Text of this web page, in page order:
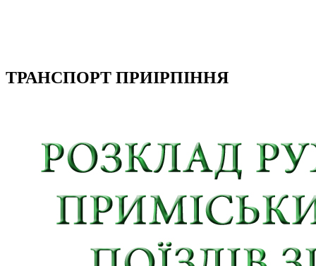
ТРАНСПОРТ ПРИІРПІННЯ